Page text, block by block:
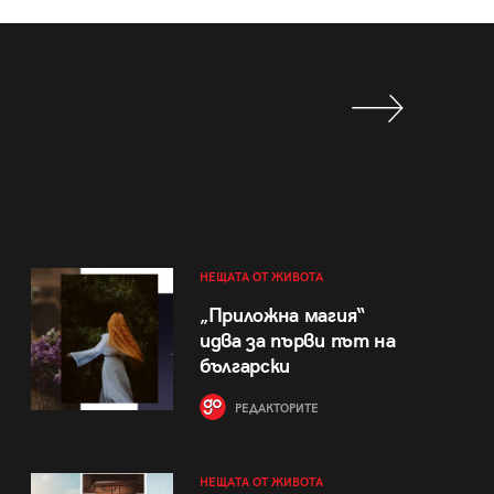
НЕЩАТА ОТ ЖИВОТА
„Приложна магия“
идва за първи път на
български
РЕДАКТОРИТЕ
НЕЩАТА ОТ ЖИВОТА